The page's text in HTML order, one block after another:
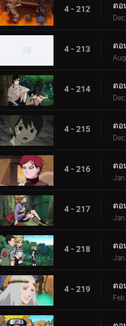
4 - 212
4 - 213 ตอ
4 - 214
4 - 215 ตอ
4 - 216 ตอ
4 - 217
4 - 218 ตอ
4 - 219 ตอ